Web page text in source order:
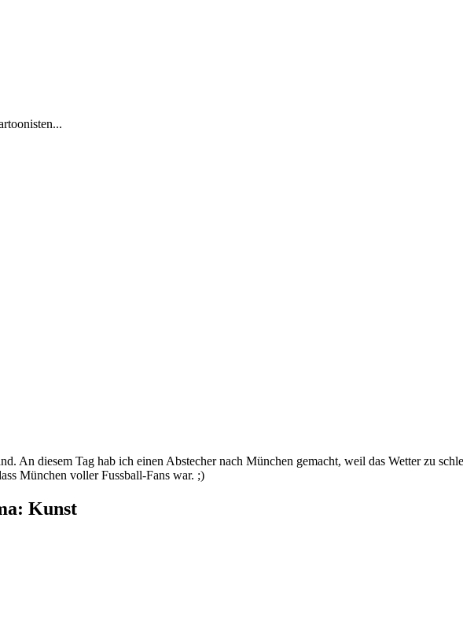
An diesem Tag hab ich einen Abstecher nach München gemacht, weil das Wetter zu
München voller Fussball-Fans war. ;)
Kunst